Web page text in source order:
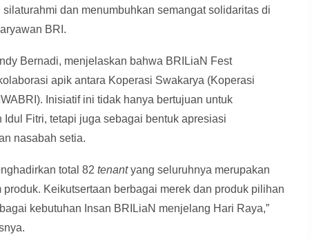
dan menumbuhkan semangat solidaritas di
BRI.
Bernadi, menjelaskan bahwa BRILiaN Fest
apik antara Koperasi Swakarya (Koperasi
Inisiatif ini tidak hanya bertujuan untuk
Fitri, tetapi juga sebagai bentuk apresiasi
nasabah setia.
total 82 tenantyang seluruhnya merupakan
Keikutsertaan berbagai merek dan produk pilihan
kebutuhan Insan BRILiaN menjelang Hari Raya,”